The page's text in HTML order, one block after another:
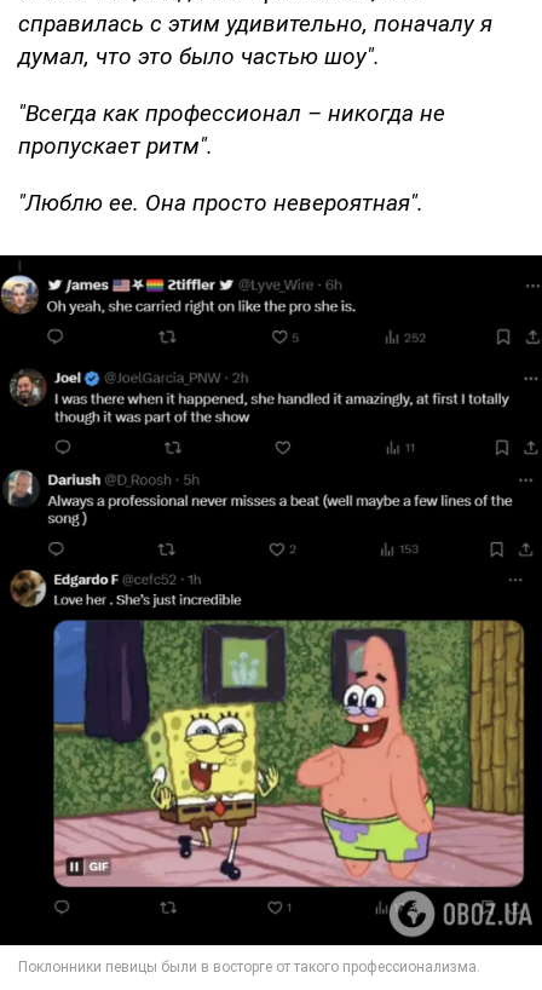
справилась с этим удивительно, поначалу я
думал, что это было частью шоу".
"Всегда как профессионал – никогда не
пропускает ритм".
"Люблю ее. Она просто невероятная".